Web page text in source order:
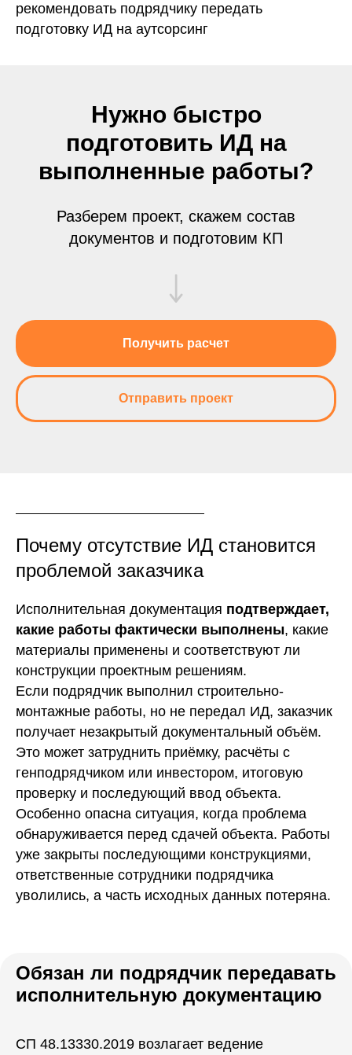
рекомендовать подрядчику передать
подготовку ИД на аутсорсинг
Нужно быстро
подготовить ИД на
выполненные работы?
Разберем проект, скажем состав
документов и подготовим КП
Получить расчет
Отправить проект
Почему отсутствие ИД становится
проблемой заказчика
Исполнительная документация подтверждает,
какие работы фактически выполнены, какие
материалы применены и соответствуют ли
конструкции проектным решениям.
Если подрядчик выполнил строительно-
монтажные работы, но не передал ИД, заказчик
получает незакрытый документальный объём.
Это может затруднить приёмку, расчёты с
генподрядчиком или инвестором, итоговую
проверку и последующий ввод объекта.
Особенно опасна ситуация, когда проблема
обнаруживается перед сдачей объекта. Работы
уже закрыты последующими конструкциями,
ответственные сотрудники подрядчика
уволились, а часть исходных данных потеряна.
Обязан ли подрядчик передавать
исполнительную документацию
СП 48.13330.2019 возлагает ведение